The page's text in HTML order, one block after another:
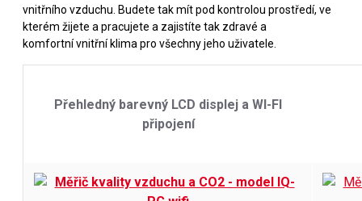
vnitřního vzduchu. Budete tak mít pod kontrolou prostředí, ve
kterém žijete a pracujete a zajistíte tak zdravé a
komfortní vnitřní klima pro všechny jeho uživatele.
Přehledný barevný LCD displej a WI-FI
připojení